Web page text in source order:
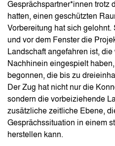
Gesprächspartner*innen trotz
hatten, einen geschützten
Vorbereitung hat sich
und vor dem Fenster die
Landschaft angefahren ist,
Nachhinein eingespielt
begonnen, die bis zu
Der Zug hat nicht nur die
sondern die vorbeiziehende
zusätzliche zeitliche Ebene,
Gesprächssituation in einem
herstellen kann.